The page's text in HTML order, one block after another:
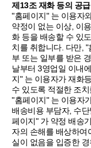
제13조 재화 등의 공급
"홈페이지" 는 이용자
약정이 없는 이상, 이
화 등을 배송할 수 있
치를 취합니다. 다만,
부 또는 일부를 받은
날부터 3영업일 이내
지" 는 이용자가 재화
수 있도록 적절한 조
"홈페이지" 는 이용자
배송비용 부담자, 수
페이지" 가 약정 배송
자의 손해를 배상하여
실이 없음을 입증한